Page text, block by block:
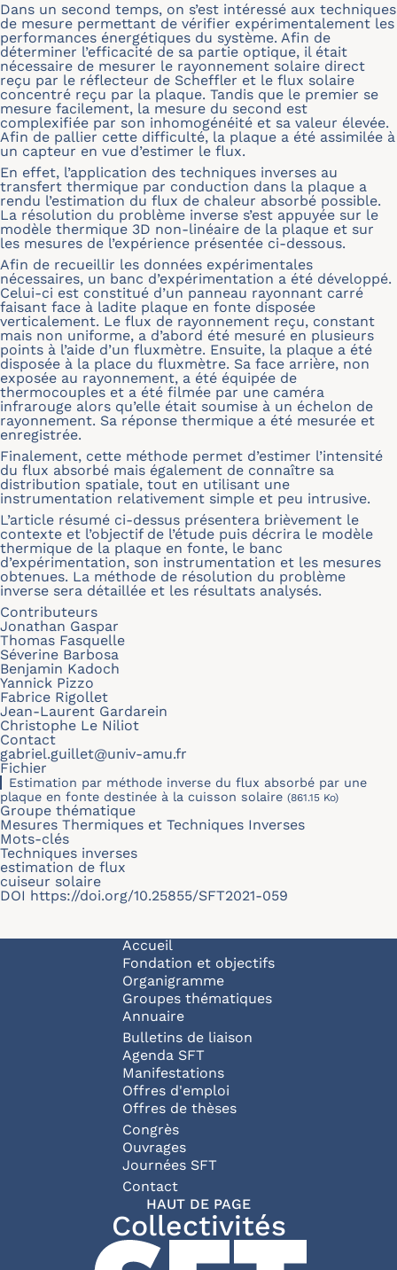
Dans un second temps, on s’est intéressé aux techniques
de mesure permettant de vérifier expérimentalement les
performances énergétiques du système. Afin de
déterminer l’efficacité de sa partie optique, il était
nécessaire de mesurer le rayonnement solaire direct
reçu par le réflecteur de Scheffler et le flux solaire
concentré reçu par la plaque. Tandis que le premier se
mesure facilement, la mesure du second est
complexifiée par son inhomogénéité et sa valeur élevée.
Afin de pallier cette difficulté, la plaque a été assimilée à
un capteur en vue d’estimer le flux.
En effet, l’application des techniques inverses au
transfert thermique par conduction dans la plaque a
rendu l’estimation du flux de chaleur absorbé possible.
La résolution du problème inverse s’est appuyée sur le
modèle thermique 3D non-linéaire de la plaque et sur
les mesures de l’expérience présentée ci-dessous.
Afin de recueillir les données expérimentales
nécessaires, un banc d’expérimentation a été développé.
Celui-ci est constitué d’un panneau rayonnant carré
faisant face à ladite plaque en fonte disposée
verticalement. Le flux de rayonnement reçu, constant
mais non uniforme, a d’abord été mesuré en plusieurs
points à l’aide d’un fluxmètre. Ensuite, la plaque a été
disposée à la place du fluxmètre. Sa face arrière, non
exposée au rayonnement, a été équipée de
thermocouples et a été filmée par une caméra
infrarouge alors qu’elle était soumise à un échelon de
rayonnement. Sa réponse thermique a été mesurée et
enregistrée.
Finalement, cette méthode permet d’estimer l’intensité
du flux absorbé mais également de connaître sa
distribution spatiale, tout en utilisant une
instrumentation relativement simple et peu intrusive.
L’article résumé ci-dessus présentera brièvement le
contexte et l’objectif de l’étude puis décrira le modèle
thermique de la plaque en fonte, le banc
d’expérimentation, son instrumentation et les mesures
obtenues. La méthode de résolution du problème
inverse sera détaillée et les résultats analysés.
Contributeurs
Jonathan Gaspar
Thomas Fasquelle
Séverine Barbosa
Benjamin Kadoch
Yannick Pizzo
Fabrice Rigollet
Jean-Laurent Gardarein
Christophe Le Niliot
Contact
gabriel.guillet@univ-amu.fr
Fichier
Estimation par méthode inverse du flux absorbé par une
plaque en fonte destinée à la cuisson solaire (861.15 Ko)
Groupe thématique
Mesures Thermiques et Techniques Inverses
Mots-clés
Techniques inverses
estimation de flux
cuiseur solaire
DOI https://doi.org/10.25855/SFT2021-059
Navigation principale
Accueil
Fondation et objectifs
Organigramme
Groupes thématiques
Annuaire
Bulletins de liaison
Agenda SFT
Manifestations
Offres d'emploi
Offres de thèses
Congrès
Ouvrages
Journées SFT
Pied de page
Contact
HAUT DE PAGE
Collectivités